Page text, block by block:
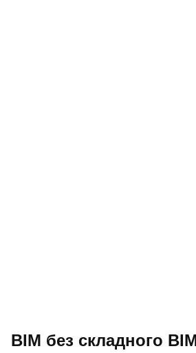
BIM без складного BIM